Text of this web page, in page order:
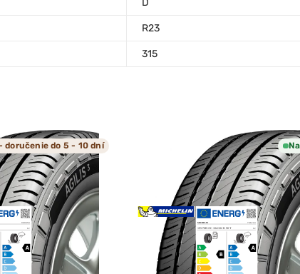
D
R23
315
doručenie do 5 - 10 dní